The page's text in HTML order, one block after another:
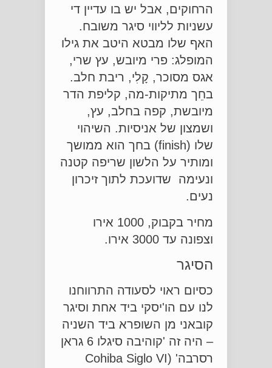
הרחוקים, אבל יש בו עדיין די
עשניות לליווי סיגר משובח.
האף שלו מבטא היטב את גילו
המופלג: פרי מיובש, עץ שרי,
אגס מסוכר, קָלִי, ריבת חלב.
בחֵך מתיקות-מה, קליפת הדר
מיובשת, קפה בחלב, עץ,
ושמצון של אניסיות. השיהוי
שלו (finish) בחך הוא ממושך
ומותיר על הלשון שריפה קטנה
ונעימה שדועכת לתוך זיכרון
נעים.
מחיר בקבוק, 1000 אירו
וצפונה עד 3000 אירו.
הסיגר
כסיום ראוי לסעודה התרווחנו
לנו עם הו'יסקי ביד אחת וסיגר
קובאני מן השופרא ביד השניה
– היה זה 'קוהיבה סיגלו 6 גראן
רסרבה' (Cohiba Siglo VI